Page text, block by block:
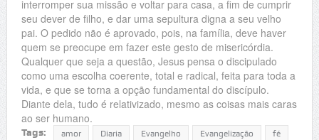
interromper sua missão e voltar para casa, a fim de cumprir
seu dever de filho, e dar uma sepultura digna a seu velho
pai. O pedido não é aprovado, pois, na família, deve haver
quem se preocupe em fazer este gesto de misericórdia.
Qualquer que seja a questão, Jesus pensa o discipulado
como uma escolha coerente, total e radical, feita para toda a
vida, e que se torna a opção fundamental do discípulo.
Diante dela, tudo é relativizado, mesmo as coisas mais caras
ao ser humano.
Tags: amor Diaria Evangelho Evangelização fé